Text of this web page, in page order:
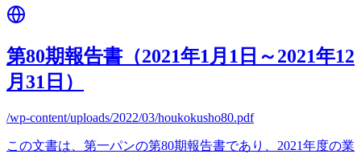
第80期報告書（2021年1月1日～2021年12
月31日）
/wp-content/uploads/2022/03/houkokusho80.pdf
この文書は、第一パンの第80期報告書であり、2021年度の業